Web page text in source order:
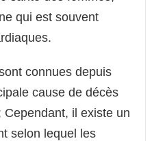
qui est souvent
connues depuis
cause de décès
il existe un
selon lequel les